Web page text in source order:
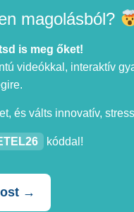
magolásból?
is meg őket!
videókkal, interaktív
és válts innovatív,
kóddal!
→